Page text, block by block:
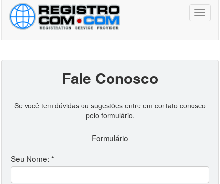
Toggle
Fale Conosco
Se você tem dúvidas ou sugestões entre em contato conosco
pelo formulário.
Formulário
Seu Nome: *